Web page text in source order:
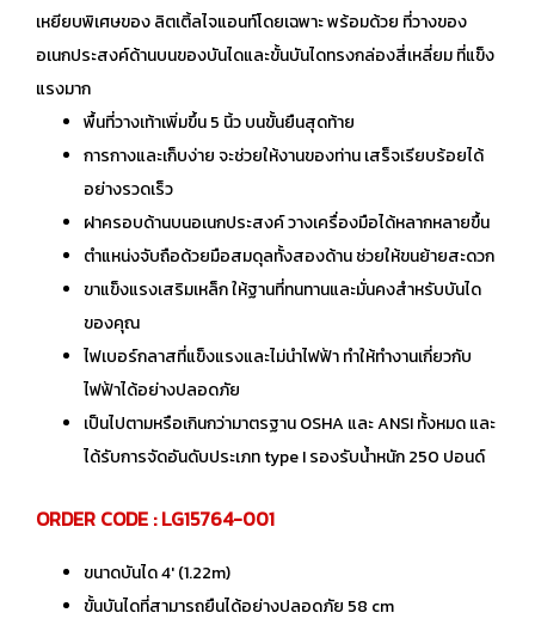
เหยียบพิเศษของ ลิตเติ้ลไจแอนท์โดยเฉพาะ พร้อมด้วย ที่วางของ
อเนกประสงค์ด้านบนของบันไดและขั้นบันไดทรงกล่องสี่เหลี่ยม ที่แข็ง
แรงมาก
พื้นที่วางเท้าเพิ่มขึ้น 5 นิ้ว บนขั้นยืนสุดท้าย
การกางและเก็บง่าย จะช่วยให้งานของท่าน เสร็จเรียบร้อยได้
อย่างรวดเร็ว
ฝาครอบด้านบนอเนกประสงค์ วางเครื่องมือได้หลากหลายขื้น
ตำแหน่งจับถือด้วยมือสมดุลทั้งสองด้าน ช่วยให้ขนย้ายสะดวก
ขาแข็งแรงเสริมเหล็ก ให้ฐานที่ทนทานและมั่นคงสำหรับบันได
ของคุณ
ไฟเบอร์กลาสที่แข็งแรงและไม่นำไฟฟ้า ทำให้ทำงานเกี่ยวกับ
ไฟฟ้าได้อย่างปลอดภัย
เป็นไปตามหรือเกินกว่ามาตรฐาน OSHA และ ANSI ทั้งหมด และ
ได้รับการจัดอันดับประเภท type I รองรับน้ำหนัก 250 ปอนด์
ORDER CODE : LG15764-001
ขนาดบันได 4' (1.22m)
ขั้นบันไดที่สามารถยืนได้อย่างปลอดภัย 58 cm